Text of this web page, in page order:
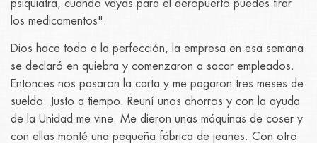
psiquiatra, cuando vayas para el aeropuerto puedes tirar
los medicamentos".
Dios hace todo a la perfección, la empresa en esa semana
se declaró en quiebra y comenzaron a sacar empleados.
Entonces nos pasaron la carta y me pagaron tres meses de
sueldo. Justo a tiempo. Reuní unos ahorros y con la ayuda
de la Unidad me vine. Me dieron unas máquinas de coser y
con ellas monté una pequeña fábrica de jeanes. Con otro